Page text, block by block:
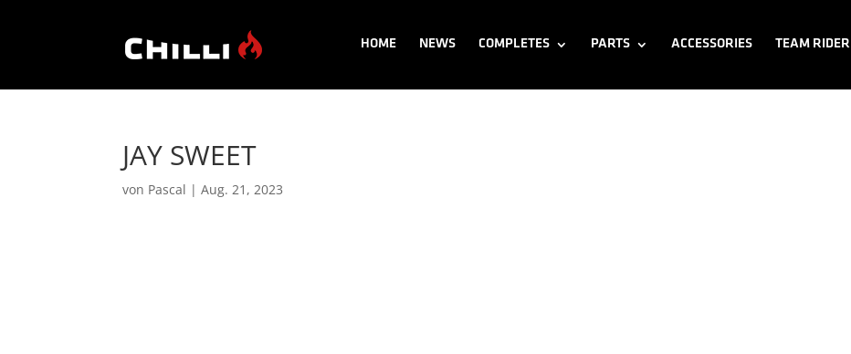
HOME NEWS COMPLETES PARTS ACCESSORIES TEAM RIDER
JAY SWEET
von Pascal |Aug. 21, 2023